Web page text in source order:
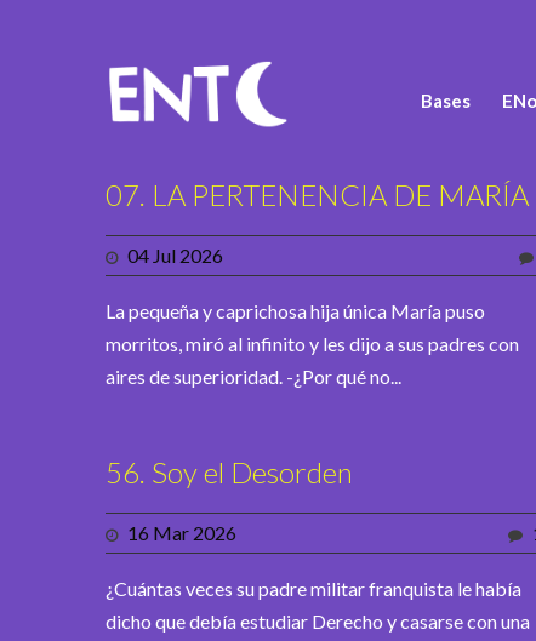
Bases
07. LA PERTENENCIA DE MARÍA
04 Jul 2026
La pequeña y caprichosa hija única María puso
morritos, miró al infinito y les dijo a sus padres con
aires de superioridad. -¿Por qué no...
56. Soy el Desorden
16 Mar 2026
¿Cuántas veces su padre militar franquista le había
dicho que debía estudiar Derecho y casarse con una